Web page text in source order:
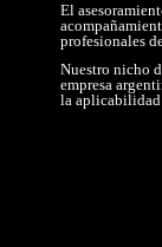
El
profesionales
Nuestro nicho
empresa
la aplicabilidad